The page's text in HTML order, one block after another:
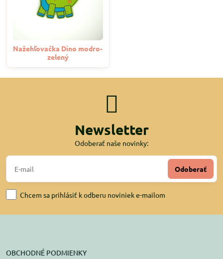
Nažehľovačka Dino modro-
zelený
Newsletter
Odoberať naše novinky:
Odoberať
Chcem sa prihlásiť k odberu noviniek e-mailom
OBCHODNÉ PODMIENKY